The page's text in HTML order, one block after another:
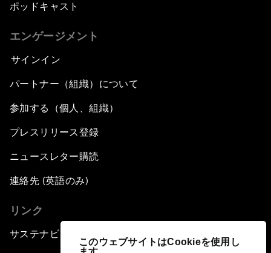
このウェブサイトはCookieを使用し
ポッドキャスト
エンゲージメント
サインイン
パートナー（組織）について
参加する（個人、組織）
プレスリリース登録
ニュースレター購読
連絡先 (英語のみ)
リンク
サステナビリティへの取り組み